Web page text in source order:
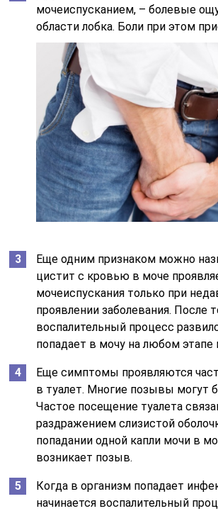
мочеиспусканием, – болевые
области лобка. Боли при этом
Еще одним признаком можно
цистит с кровью в моче
мочеиспускания только при
проявлении заболевания. После
воспалительный процесс
попадает в мочу на любом этапе
Еще симптомы проявляются
в туалет. Многие позывы могут
Частое посещение туалета
раздражением слизистой
попадании одной капли мочи в
возникает позыв.
Когда в организм попадает
начинается воспалительный